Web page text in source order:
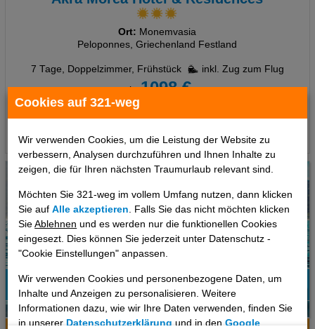
Cookies auf 321-weg
Wir verwenden Cookies, um die Leistung der Website zu
verbessern, Analysen durchzuführen und Ihnen Inhalte zu
zeigen, die für Ihren nächsten Traumurlaub relevant sind.
Möchten Sie 321-weg im vollem Umfang nutzen, dann klicken
Sie aufAlle akzeptieren . Falls Sie das nicht möchten klicken
SieAblehnen und es werden nur die funktionellen Cookies
eingesezt. Dies können Sie jederzeit unter Datenschutz -
"Cookie Einstellungen" anpassen.
Wir verwenden Cookies und personenbezogene Daten, um
Inhalte und Anzeigen zu personalisieren. Weitere
Informationen dazu, wie wir Ihre Daten verwenden, finden Sie
in unsererDatenschutzerklärung und in denGoogle
Ort: Monemvasia
Peloponnes, Griechenland Festland
7 Tage, Doppelzimmer, Frühstück
inkl. Zug zum Flug
ab 1098 €
pro Person
Empfehlung